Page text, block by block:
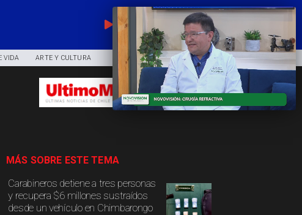
EN VIVO
VIDA ARTE Y CULTURA COMUNIDAD DEPORTES
Carabineros detiene a tres personas
y recupera $6 millones sustraídos
desde un vehículo en Chimbarongo
MÁS SOBRE ESTE TEMA